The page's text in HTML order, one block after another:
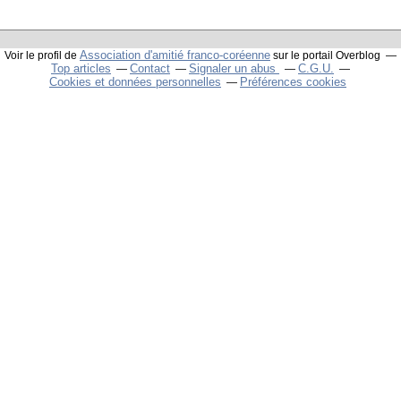
Voir le profil de Association d'amitié franco-coréenne sur le portail Overblog
Top articles Contact Signaler un abus
C.G.U.
Cookies et données personnelles
Préférences cookies